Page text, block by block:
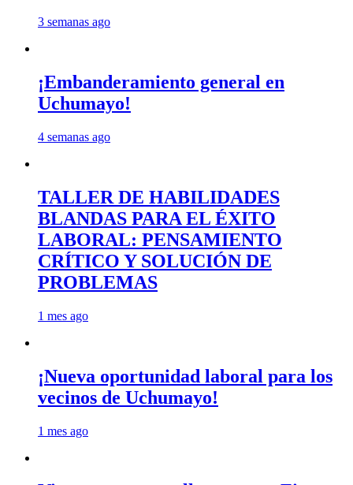
3 semanas ago
¡Embanderamiento general en
Uchumayo!
4 semanas ago
TALLER DE HABILIDADES
BLANDAS PARA EL ÉXITO
LABORAL: PENSAMIENTO
CRÍTICO Y SOLUCIÓN DE
PROBLEMAS
1 mes ago
¡Nueva oportunidad laboral para los
vecinos de Uchumayo!
1 mes ago